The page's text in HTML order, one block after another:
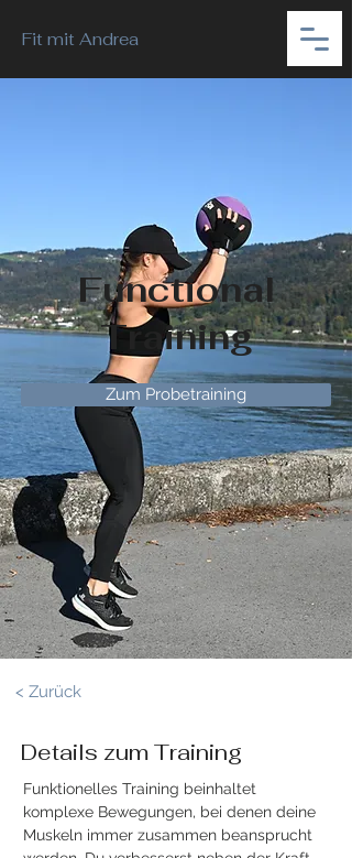
Fit mit Andrea
Functional
Training
Zum Probetraining
< Zurück
Details zum Training
Funktionelles Training beinhaltet
komplexe Bewegungen, bei denen deine
Muskeln immer zusammen beansprucht